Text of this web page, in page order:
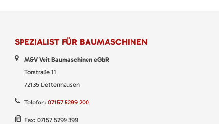
SPEZIALIST FÜR BAUMASCHINEN
M&V Veit Baumaschinen eGbR
Torstraße 11
72135 Dettenhausen
Telefon: 07157 5299 200
Fax: 07157 5299 399